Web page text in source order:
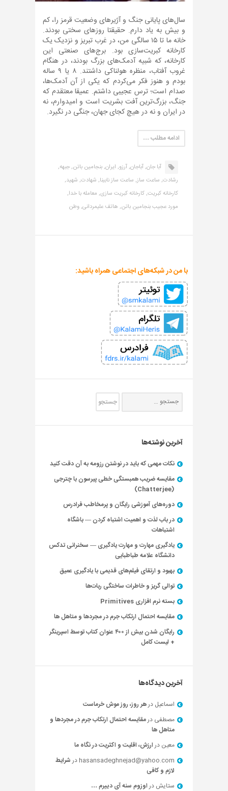
سال‌های پایانی جنگ و آژیرهای وضعیت قرمز را، کم
و بیش به یاد دارم. حقیقتا روزهای سختی بودند.
خانه ما تا ۱۵ سالگی من، در غرب تبریز و نزدیک یک
کارخانه کبریت‌سازی بود. برج‌های صنعتی این
کارخانه، که شبیه آدمک‌های بزرگ بودند، در هنگام
غروب آفتاب، منظره هولناکی داشتند. ۸ یا ۹ ساله
بودم و هنوز فکر می‌کردم که یکی از آن آدمک‌ها،
صدام است؛ ترس عجیبی داشتم. عمیقا معتقدم که
جنگ، بزرگ‌ترین آفت بشریت است و امیدوارم، نه
در ایران و نه در هیچ کجای جهان، جنگی در نگیرد.
ادامه مطلب …
آبا جان,آباجان,آرزو, ایران,بنجامین باتن,جبهه,
رشادت, ساعت ساز, ساعت ساز نابینا, شهادت, شهید,
کارخانه کبریت,کارخانه کبریت سازی, معامله با خدا,
مورد عجیب بنجامین باتن, هاتف علیمردانی,وطن
با من در شبکه‌های اجتماعی همراه باشید:
آخرین نوشته‌ها
نکات مهمی که باید در نوشتن رزومه به آن دقت کنید
مقایسه ضریب همبستگی خطی پیرسون با چترجی
(Chatterjee)
دوره‌های آموزشی رایگان و پرمخاطب فرادرس
در باب لذت و اهمیت اشتباه کردن — باشگاه
اشتباهات
یادگیری مهارت و مهارت یادگیری — سخنرانی تدکس
دانشگاه علامه طباطبایی
بهبود و ارتقای فیلم‌های قدیمی با یادگیری عمیق
توالی گریز و خاطرات ساختگی ربات‌ها
بسته نرم افزاری Primitives
مقایسه احتمال ارتکاب جرم در مجردها و متاهل ها
رایگان شدن بیش از ۴۰۰ عنوان کتاب توسط اسپرینگر
+ لیست کامل
آخرین دیدگاه‌ها
اسماعیل درهر روز، روز موش خرماست
مصطفی درمقایسه احتمال ارتکاب جرم در مجردها و
متاهل ها
معین درارزش، اقلیت و اکثریت در نگاه ما
hasansadeghnejad@yahoo.com درشرایط
لازم و کافی
ستایش دراوزوم سنه آی دییرم …